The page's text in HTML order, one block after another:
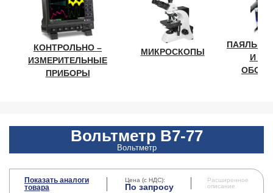
КОНТРОЛЬНО –
ИЗМЕРИТЕЛЬНЫЕ
ПРИБОРЫ
МИКРОСКОПЫ
И
Вольтметр В7-77
Вольтметр
Показать аналоги
товара
Цена (с НДС):
По запросу
Расширенное
описание